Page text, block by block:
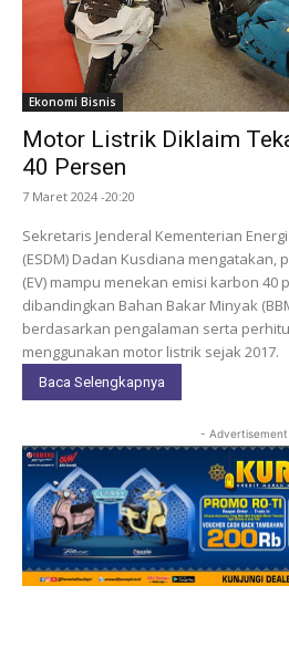
Ekonomi Bisnis
Motor Listrik Diklaim
40 Persen
7 Maret 2024 -20:20
Sekretaris Jenderal Kementerian
(ESDM) Dadan Kusdiana mengatakan,
(EV) mampu menekan emisi karbon 40
dibandingkan Bahan Bakar Minyak
berdasarkan pengalaman serta
menggunakan motor listrik sejak 2017.
Baca Selengkapnya
-